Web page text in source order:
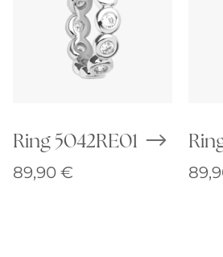
Ring 5042RE01
89,90 €